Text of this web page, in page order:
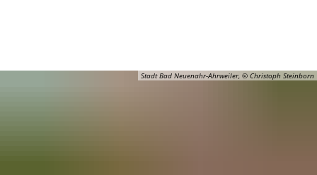
Stadt Bad Neuenahr-Ahrweiler, © Christoph Steinborn